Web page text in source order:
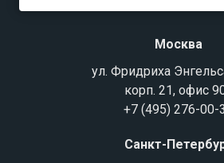
Москва
ул. Фридриха
корп. 21, офис
+7 (495) 276-00-
Санкт-